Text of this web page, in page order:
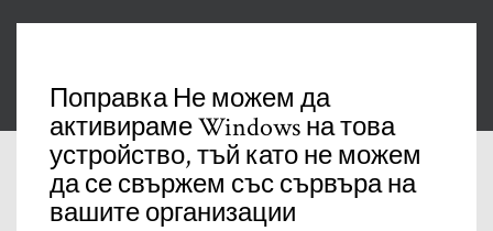
Поправка Не можем да
активираме Windows на това
устройство, тъй като не можем
да се свържем със сървъра на
вашите организации